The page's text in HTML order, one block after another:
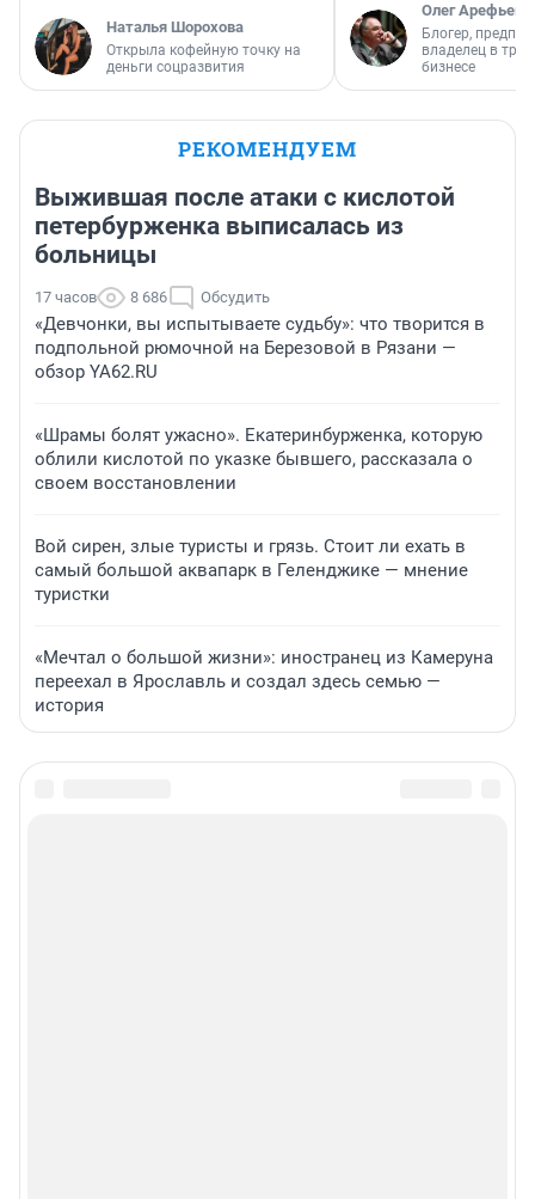
Наталья Шорохова
Открыла кофейную точку на
деньги соцразвития
Олег Арефьев
Блогер,
владелец в
бизнесе
РЕКОМЕНДУЕМ
Выжившая после атаки с кислотой
петербурженка выписалась из
больницы
17 часов 8 686 Обсудить
«Девчонки, вы испытываете судьбу»: что творится в
подпольной рюмочной на Березовой в Рязани —
обзор YA62.RU
«Шрамы болят ужасно». Екатеринбурженка, которую
облили кислотой по указке бывшего, рассказала о
своем восстановлении
Вой сирен, злые туристы и грязь. Стоит ли ехать в
самый большой аквапарк в Геленджике — мнение
туристки
«Мечтал о большой жизни»: иностранец из Камеруна
переехал в Ярославль и создал здесь семью —
история